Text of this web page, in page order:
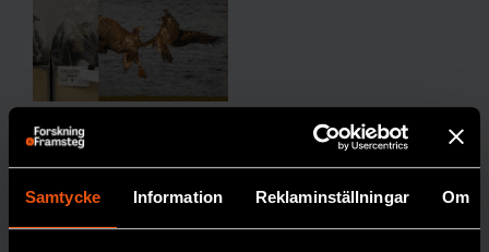
Samtycke Information Reklaminställningar Om
Nytt
frysrum på
Naturhistor
iska säkrar